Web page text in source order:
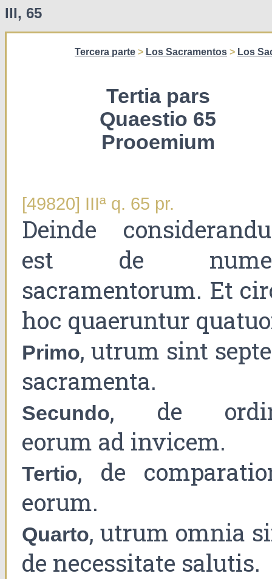
III, 65
Tercera parte > Los Sacramentos > Los
Tertia pars
Quaestio 65
Prooemium
[49820] IIIª q. 65 pr.
Deinde
est de
sacramentorum. Et
hoc quaeruntur
Primo, utrum sint
sacramenta.
Secundo, de
eorum ad invicem.
Tertio, de
eorum.
Quarto, utrum omnia
de necessitate salutis.